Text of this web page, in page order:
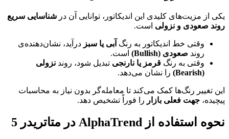
یکی از مزیت‌های کلیدی این اندیکاتور، توانایی آن در شناسایی سریع
روند صعودی و نزولی است.
وقتی خط اندیکاتور به رنگ آبی یا سبز درآید، نشان‌دهنده‌ی
روند صعودی (Bullish)
است.
وقتی به رنگ قرمز یا نارنجی تبدیل شود، روند نزولی
(Bearish)
را نشان می‌دهد.
این تغییر رنگ‌ها کمک می‌کند تا معامله‌گر بدون نیاز به محاسبات
پیچیده، جهت فعلی بازار را فوراً تشخیص دهد.
نحوه استفاده از AlphaTrend در متاتریدر 5